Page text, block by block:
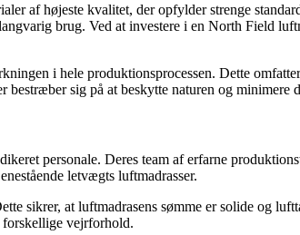
af højeste kvalitet, der opfylder strenge
brug. Ved at investere i en North Field
i hele produktionsprocessen. Dette
sig på at beskytte naturen og minimere
personale. Deres team af erfarne
letvægts luftmadrasser.
sikrer, at luftmadrasens sømme er solide og
forskellige vejrforhold.